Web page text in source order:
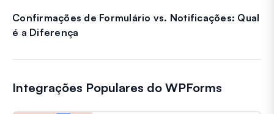
Confirmações de Formulário vs. Notificações: Qual
é a Diferença
Integrações Populares do WPForms